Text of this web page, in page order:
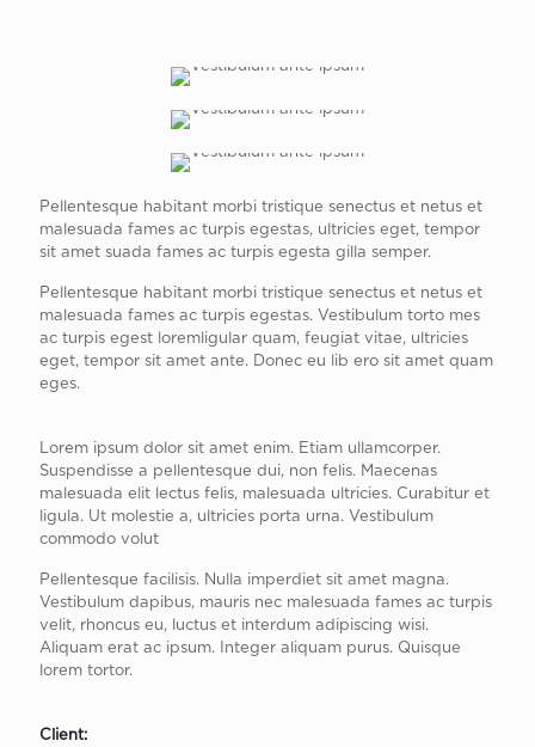
Pellentesque habitant morbi tristique senectus et netus et
malesuada fames ac turpis egestas, ultricies eget, tempor
sit amet suada fames ac turpis egesta gilla semper.
Pellentesque habitant morbi tristique senectus et netus et
malesuada fames ac turpis egestas. Vestibulum torto mes
ac turpis egest loremligular quam, feugiat vitae, ultricies
eget, tempor sit amet ante. Donec eu lib ero sit amet quam
eges.
Lorem ipsum dolor sit amet enim. Etiam ullamcorper.
Suspendisse a pellentesque dui, non felis. Maecenas
malesuada elit lectus felis, malesuada ultricies. Curabitur et
ligula. Ut molestie a, ultricies porta urna. Vestibulum
commodo volut
Pellentesque facilisis. Nulla imperdiet sit amet magna.
Vestibulum dapibus, mauris nec malesuada fames ac turpis
velit, rhoncus eu, luctus et interdum adipiscing wisi.
Aliquam erat ac ipsum. Integer aliquam purus. Quisque
lorem tortor.
Client: